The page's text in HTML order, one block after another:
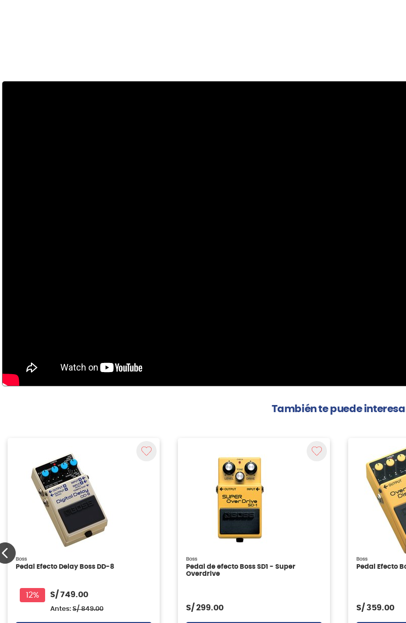
También te puede
Boss
Pedal Efecto Delay Boss DD-8
12% S/ 749.00
Antes: S/ 849.00
Boss
Pedal de efecto Boss SD1 - Super
Overdrive
S/ 299.00
Boss
Pedal Efecto
S/ 359.00